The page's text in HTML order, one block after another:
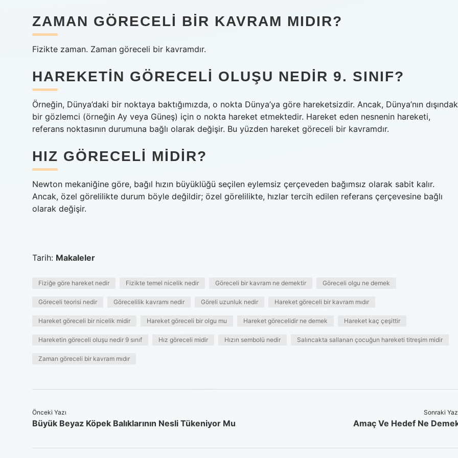
ZAMAN GÖRECELI BIR KAVRAM MIDIR?
Fizikte zaman. Zaman göreceli bir kavramdır.
HAREKETIN GÖRECELI OLUŞU NEDIR 9. SINIF?
Örneğin, Dünya’daki bir noktaya baktığımızda, o nokta Dünya’ya göre hareketsizdir. Ancak, Dünya’nın
bir gözlemci (örneğin Ay veya Güneş) için o nokta hareket etmektedir. Hareket eden nesnenin hareketi,
referans noktasının durumuna bağlı olarak değişir. Bu yüzden hareket göreceli bir kavramdır.
HIZ GÖRECELI MIDIR?
Newton mekaniğine göre, bağıl hızın büyüklüğü seçilen eylemsiz çerçeveden bağımsız olarak sabit kalır.
Ancak, özel görelilikte durum böyle değildir; özel görelilikte, hızlar tercih edilen referans çerçevesine bağlı
olarak değişir.
Tarih: Makaleler
Fiziğe göre hareket nedir Fizikte temel nicelik nedir Göreceli bir kavram ne demektir Göreceli olgu ne demek
Göreceli teorisi nedir Görecelilik kavramı nedir Göreli uzunluk nedir Hareket göreceli bir kavram mıdır
Hareket göreceli bir nicelik midir Hareket göreceli bir olgu mu Hareket görecelidir ne demek Hareket kaç çeşittir
Hareketin göreceli oluşu nedir 9 sınıf Hız göreceli midir Hızın sembolü nedir Salıncakta sallanan çocuğun hareketi titreşim midir
Zaman göreceli bir kavram mıdır
Önceki Yazı
Büyük Beyaz Köpek Balıklarının Nesli Tükeniyor Mu
Sonraki
Amaç Ve Hedef Ne